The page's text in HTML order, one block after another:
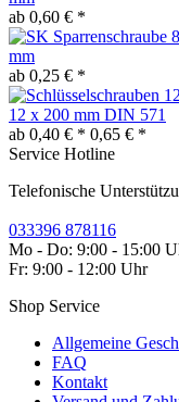
ab 0,60 € *
mm
ab 0,25 € *
12 x 200 mm DIN 571
ab 0,40 € * 0,65 € *
Service Hotline
Telefonische
033396 878116
Mo - Do: 9:00 - 15:00
Fr: 9:00 - 12:00 Uhr
Shop Service
Allgemeine
FAQ
Kontakt